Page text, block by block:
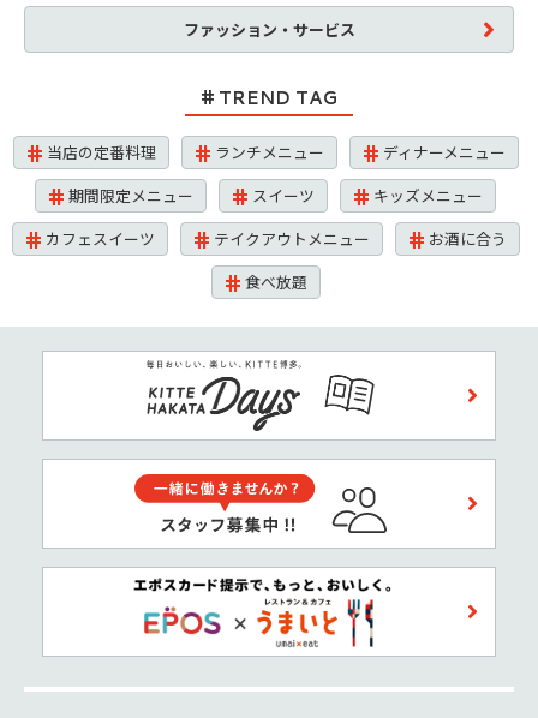
ファッション・サービス
TREND TAG
当店の定番料理 ランチメニュー
ディナーメニュー
期間限定メニュー
スイーツ
キッズメニュー
カフェスイーツ
テイクアウトメニュー
お酒に合う
食べ放題